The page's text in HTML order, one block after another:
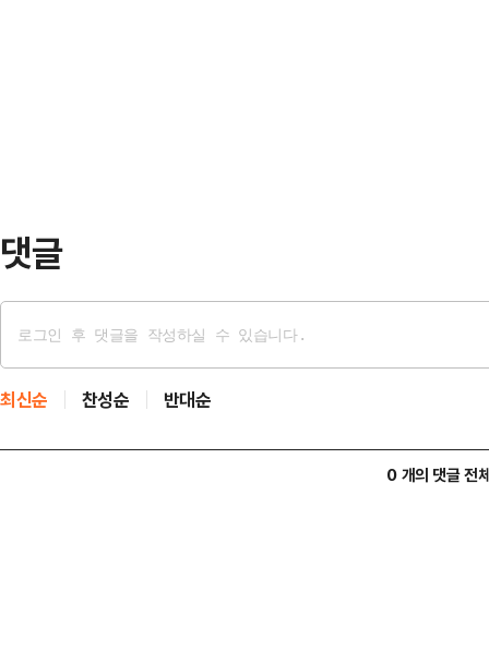
댓글
최신순 찬성순 반대순
0 개의 댓글 전